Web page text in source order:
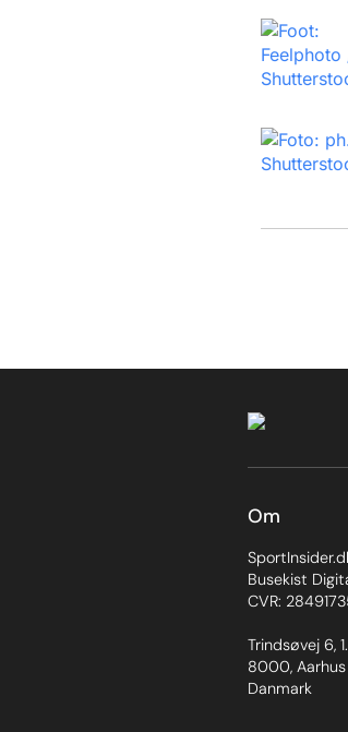
Om
Busekist
CVR:
Trindsøvej 6, 1.
8000,
Danmark